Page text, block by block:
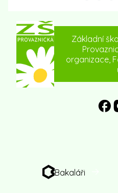
Základní
organizace,
Bakaláři